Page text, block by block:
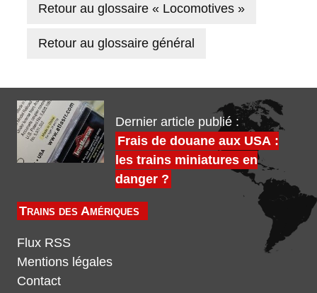
Retour au glossaire « Locomotives »
Retour au glossaire général
Dernier article publié :
Frais de douane aux USA :
les trains miniatures en
danger ?
Trains des Amériques
Flux RSS
Mentions légales
Contact